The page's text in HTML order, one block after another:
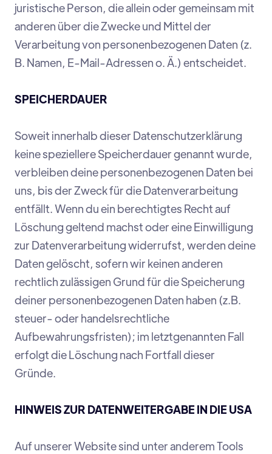
juristische Person, die allein oder gemeinsam mit
anderen über die Zwecke und Mittel der
Verarbeitung von personenbezogenen Daten (z.
B. Namen, E-Mail-Adressen o. Ä.) entscheidet.
SPEICHERDAUER
Soweit innerhalb dieser Datenschutzerklärung
keine speziellere Speicherdauer genannt wurde,
verbleiben deine personenbezogenen Daten bei
uns, bis der Zweck für die Datenverarbeitung
entfällt. Wenn du ein berechtigtes Recht auf
Löschung geltend machst oder eine Einwilligung
zur Datenverarbeitung widerrufst, werden deine
Daten gelöscht, sofern wir keinen anderen
rechtlich zulässigen Grund für die Speicherung
deiner personenbezogenen Daten haben (z.B.
steuer- oder handelsrechtliche
Aufbewahrungsfristen); im letztgenannten Fall
erfolgt die Löschung nach Fortfall dieser
Gründe.
HINWEIS ZUR DATENWEITERGABE IN DIE USA
Auf unserer Website sind unter anderem Tools